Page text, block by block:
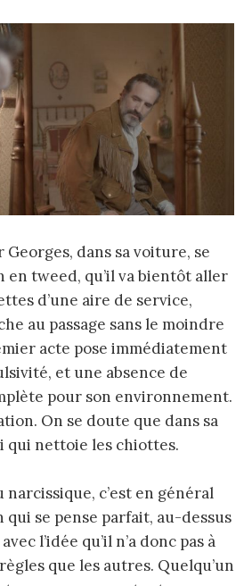
Georges, dans sa voiture, se
tweed, qu’il va bientôt aller
d’une aire de service,
au passage sans le moindre
acte pose immédiatement
et une absence de
pour son environnement.
On se doute que dans sa
qui nettoie les chiottes.
narcissique, c’est en général
qui se pense parfait, au-dessus
l’idée qu’il n’a donc pas à
que les autres. Quelqu’un